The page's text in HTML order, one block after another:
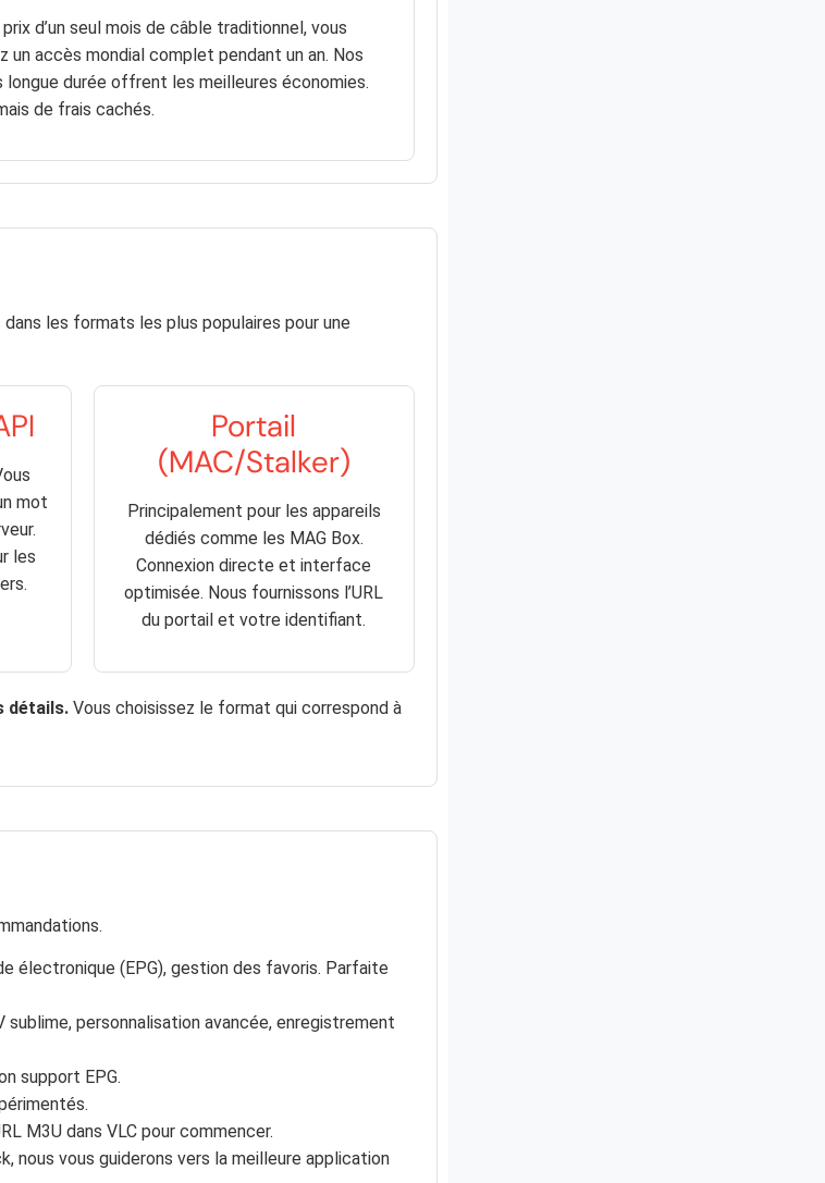
d’un seul mois de câble traditionnel, vous
un accès mondial complet pendant un an. Nos
durée offrent les meilleures économies.
de frais cachés.
les formats les plus populaires pour une
mot
les
Portail
(MAC/Stalker)
Principalement pour les appareils
dédiés comme les MAG Box.
Connexion directe et interface
optimisée. Nous fournissons l’URL
du portail et votre identifiant.
détails. Vous choisissez le format qui correspond à
électronique (EPG), gestion des favoris. Parfaite
personnalisation avancée, enregistrement
support EPG.
M3U dans VLC pour commencer.
nous vous guiderons vers la meilleure application